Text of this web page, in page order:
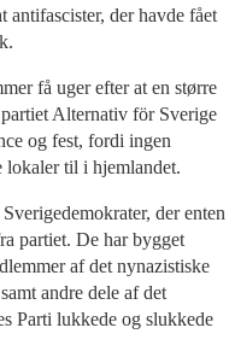
antifascister, der havde fået
få uger efter at en større
Alternativ för Sverige
og fest, fordi ingen
lokaler til i hjemlandet.
der enten
partiet. De har bygget
af det nynazistiske
andre dele af det
Parti lukkede og slukkede